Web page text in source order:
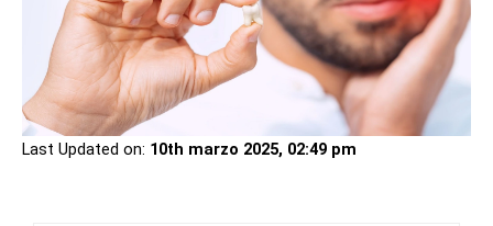
Last Updated on: 10th marzo 2025, 02:49 pm